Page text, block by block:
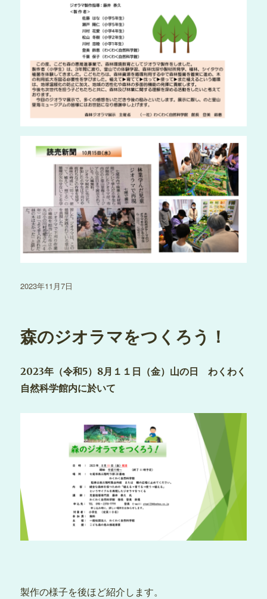
投
2023年11月7日
森のジオラマをつくろう！
2023年（令和5）8月１１日（金）山の日
わくわく
自然科学館内に於いて
製作の様子を後ほど紹介します。